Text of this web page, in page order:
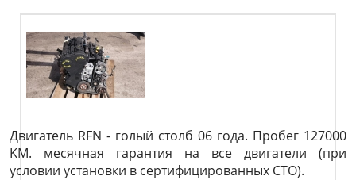
Двигатель RFN - голый столб 06 года. Пробег 127000
KM. месячная гарантия на все двигатели (при
условии установки в сертифицированных СТО).